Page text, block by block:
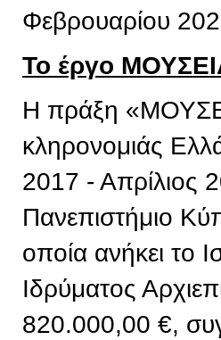
Φεβρουαρίου
Το έργο
Η πράξη
κληρονομιάς
2017 - Απρίλιος
Πανεπιστήμιο
οποία ανήκει το
Ιδρύματος
820.000,00 €,